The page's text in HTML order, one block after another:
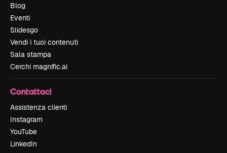
Blog
Eventi
Slidesgo
Vendi i tuoi contenuti
Sala stampa
Cerchi magnific.ai
Contattaci
Assistenza clienti
Instagram
YouTube
LinkedIn